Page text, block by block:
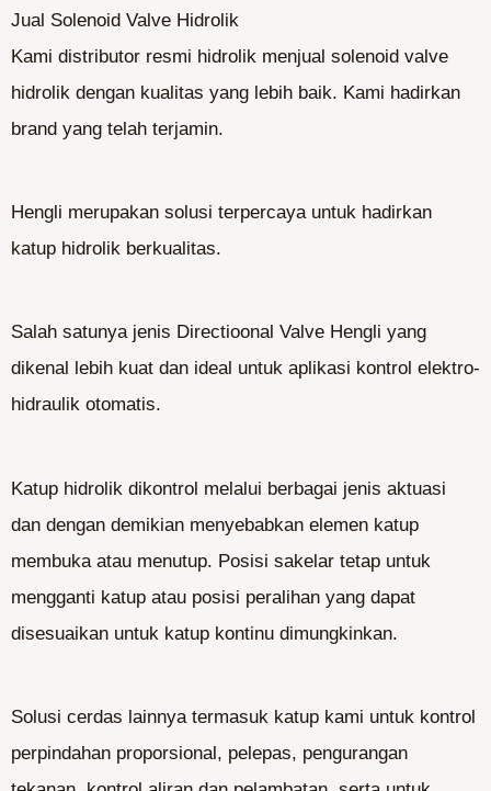
Jual Solenoid Valve Hidrolik
Kami distributor resmi hidrolik menjual solenoid valve
hidrolik dengan kualitas yang lebih baik. Kami hadirkan
brand yang telah terjamin.
Hengli merupakan solusi terpercaya untuk hadirkan
katup hidrolik berkualitas.
Salah satunya jenis Directioonal Valve Hengli yang
dikenal lebih kuat dan ideal untuk aplikasi kontrol elektro-
hidraulik otomatis.
Katup hidrolik dikontrol melalui berbagai jenis aktuasi
dan dengan demikian menyebabkan elemen katup
membuka atau menutup. Posisi sakelar tetap untuk
mengganti katup atau posisi peralihan yang dapat
disesuaikan untuk katup kontinu dimungkinkan.
Solusi cerdas lainnya termasuk katup kami untuk kontrol
perpindahan proporsional, pelepas, pengurangan